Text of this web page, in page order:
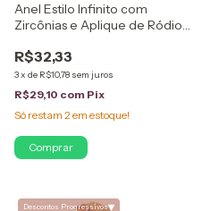
Anel Estilo Infinito com
Zircônias e Aplique de Ródio
R$32,33
3x de R$10,78 sem juros
R$29,10 com Pix
Só restam 2em estoque!
Comprar
Descontos Progressivos▾